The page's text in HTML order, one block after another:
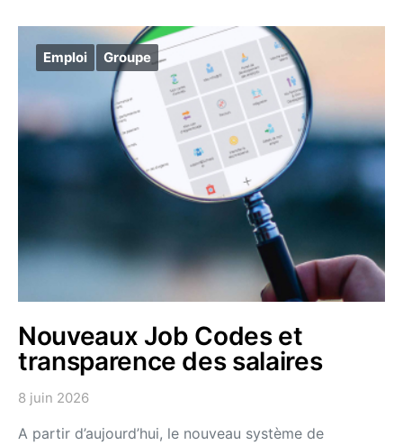
Emploi Groupe
Nouveaux Job Codes et
transparence des salaires
8 juin 2026
A partir d’aujourd’hui, le nouveau système de